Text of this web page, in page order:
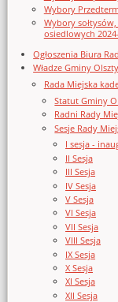
Wybory
Wybory
osiedlowych
Ogłoszenia Biura
Władze Gminy
Rada Miejska
Statut Gminy
Radni Rady
Sesje Rady
I sesja -
II Sesja
III Sesja
IV Sesja
V Sesja
VI Sesja
VII Sesja
VIII Sesja
IX Sesja
X Sesja
XI Sesja
XII Sesja